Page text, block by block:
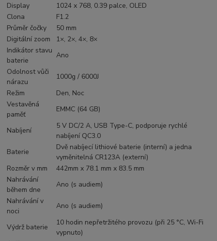
Display
1024 x 768, 0.39 palce, OLED
Clona
F1.2
Průměr čočky
50 mm
Digitální zoom
1×, 2×, 4×, 8×
Indikátor stavu
baterie
Ano
Odolnost vůči
nárazu
1000g / 6000J
Režim
Den, Noc
Vestavěná
paměť
EMMC (64 GB)
Nabíjení
5 V DC/2 A, USB Type-C, podporuje rychlé
nabíjení QC3.0
Baterie
Dvě nabíjecí lithiové baterie (interní) a jedna
vyměnitelná CR123A (externí)
Rozměr v mm
442mm x 78.1 mm x 83.5 mm
Nahrávání
během dne
Ano (s audiem)
Nahrávání v
noci
Ano (s audiem)
Výdrž baterie
10 hodin nepřetržitého provozu (při 25 °C, Wi-Fi
vypnuto)